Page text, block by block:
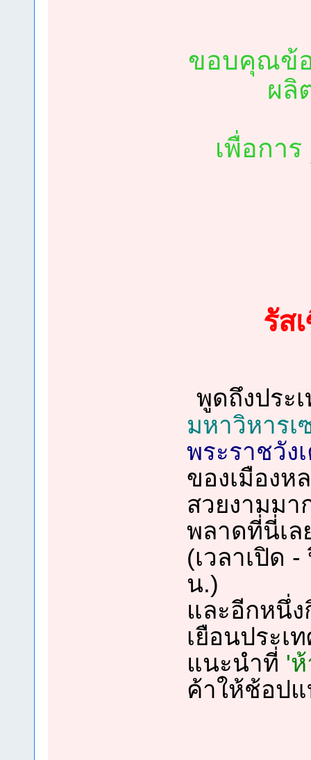
ขอบคุณข้อ
ผลิ
เพื่อการ
รัส
พูดถึงประ
มหาวิหาร
พระราชวัง
ของเมืองห
สวยงามมา
พลาดที่นี่เล
(เวลาเปิด
น.)
และอีกหนึ่ง
เยือนประเ
แนะนำที่ '
ค้าให้ช้อปแ